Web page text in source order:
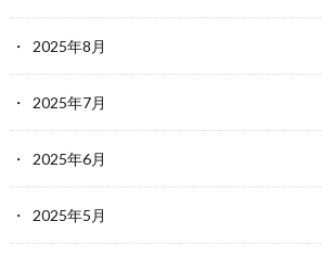
2025年8月
2025年7月
2025年6月
2025年5月